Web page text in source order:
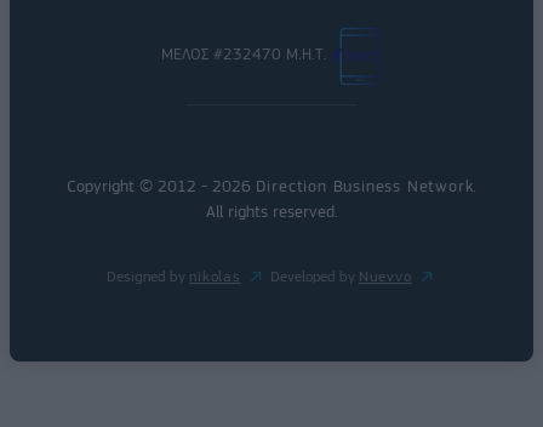
ΜΕΛΟΣ #232470 Μ.Η.Τ.
Copyright © 2012 - 2026 Direction Business Network
All rights reserved.
Designed by nikolas Developed by Nuevvo